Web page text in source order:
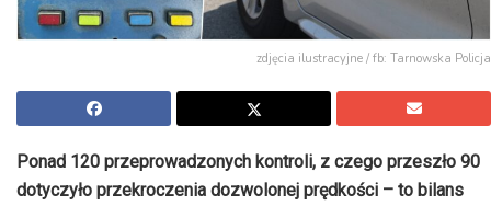
zdjęcia ilustracyjne / fb: Tarnowska Policja
Ponad 120 przeprowadzonych kontroli, z czego przeszło 90
dotyczyło przekroczenia dozwolonej prędkości – to bilans